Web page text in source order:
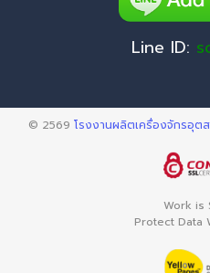
Line ID:
© 2569 โรงงานผลิตเครื่องจักรอุต
Work is
Protect Data